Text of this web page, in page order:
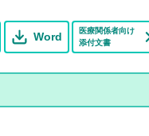
Word
医療関係者向け
添付文書